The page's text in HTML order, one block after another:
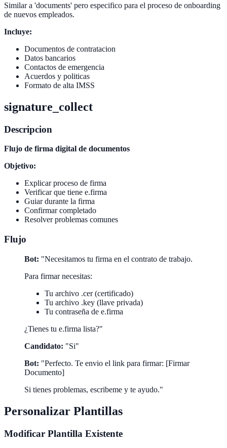
Similar a 'documents' pero especifico para el proceso de onboarding
de nuevos empleados.
Incluye:
Documentos de contratacion
Datos bancarios
Contactos de emergencia
Acuerdos y politicas
Formato de alta IMSS
signature_collect
Descripcion
Flujo de firma digital de documentos
Objetivo:
Explicar proceso de firma
Verificar que tiene e.firma
Guiar durante la firma
Confirmar completado
Resolver problemas comunes
Flujo
Bot: "Necesitamos tu firma en el contrato de trabajo.
Para firmar necesitas:
Tu archivo .cer (certificado)
Tu archivo .key (llave privada)
Tu contraseña de e.firma
¿Tienes tu e.firma lista?"
Candidato: "Si"
Bot: "Perfecto. Te envio el link para firmar: [Firmar
Documento]
Si tienes problemas, escribeme y te ayudo."
Personalizar Plantillas
Modificar Plantilla Existente